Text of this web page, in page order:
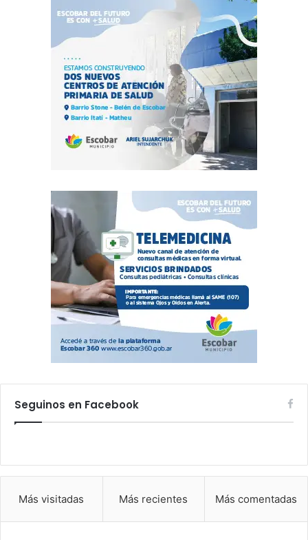
Seguinos en Facebook
Más visitadas Más recientes Más comentadas